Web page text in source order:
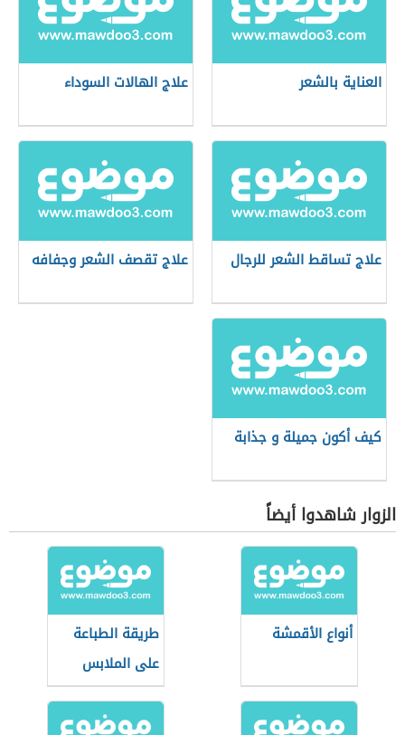
العناية بالشعر علاج الهالات السوداء
علاج تساقط الشعر للرجال علاج تقصف الشعر وجفافه
كيف أكون جميلة و جذابة
الزوار شاهدوا أيضاً
أنواع الأقمشة
طريقة الطباعة
على الملابس